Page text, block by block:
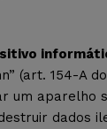
(art. 154-A
um aparelho
dados